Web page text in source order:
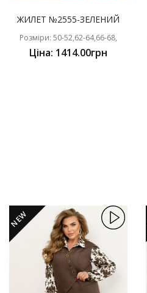
ЖИЛЕТ №2555-ЗЕЛЕНИЙ
Розміри: 50-52,62-64,66-68,
Ціна: 1414.00грн
NEW